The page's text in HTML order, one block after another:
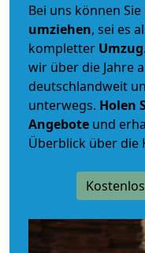
Bei uns können Sie
umziehen, sei es
kompletter Umzug
wir über die Jahre
deutschlandweit
unterwegs. Holen
Angebote und
Überblick über die